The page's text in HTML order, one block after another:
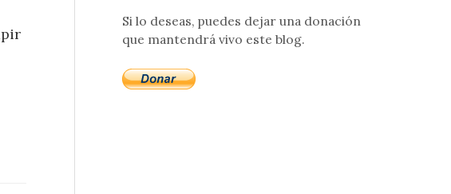
Si lo deseas, puedes dejar una donación
que mantendrá vivo este blog.